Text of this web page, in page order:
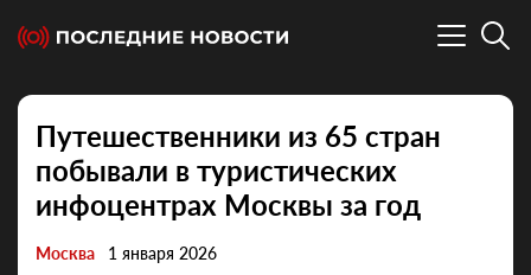
Путешественники из 65 стран
побывали в туристических
инфоцентрах Москвы за год
Москва 1 января 2026